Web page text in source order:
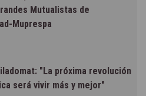
Mutualistas de
Muprespa
"La próxima revolución
será vivir más y mejor"